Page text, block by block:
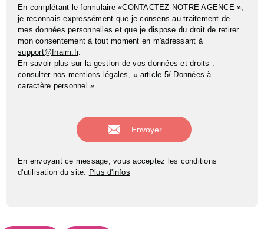
En complétant le formulaire «CONTACTEZ NOTRE AGENCE »,
je reconnais expressément que je consens au traitement de
mes données personnelles et que je dispose du droit de retirer
mon consentement à tout moment en m'adressant à
support@fnaim.fr.
En savoir plus sur la gestion de vos données et droits :
consulter nos mentions légales , « article 5/ Données à
caractère personnel ».
En envoyant ce message, vous acceptez les conditions
d'utilisation du site. Plus d'infos